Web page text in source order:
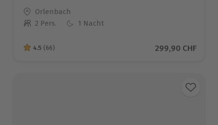
Standort
Orlenbach
Anzahl der Teilnehmer
2 Pers. 1 Nacht
4.5 von 5 Sternen basierend auf 66 Bewertungen
4.5 (66) Aktueller Preis
299,90 CHF